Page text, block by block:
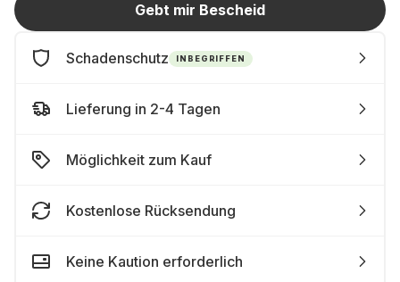
Gebt mir Bescheid
Schadenschutz INBEGRIFFEN
Lieferung in 2-4 Tagen
Möglichkeit zum Kauf
Kostenlose Rücksendung
Keine Kaution erforderlich